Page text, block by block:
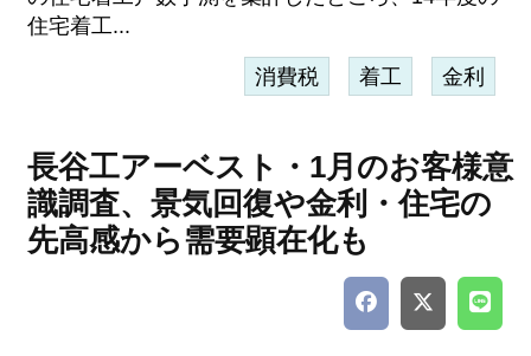
住宅着工...
消費税 着工 金利
長谷工アーベスト・1月のお客様意
識調査、景気回復や金利・住宅の
先高感から需要顕在化も